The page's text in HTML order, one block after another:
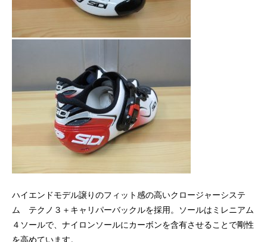
ハイエンドモデル譲りのフィット感の高いクロージャーシステ
ム テクノ３＋キャリパーバックルを採用。ソールはミレニアム
４ソールで、ナイロンソールにカーボンを含有させることで剛性
を高めています。